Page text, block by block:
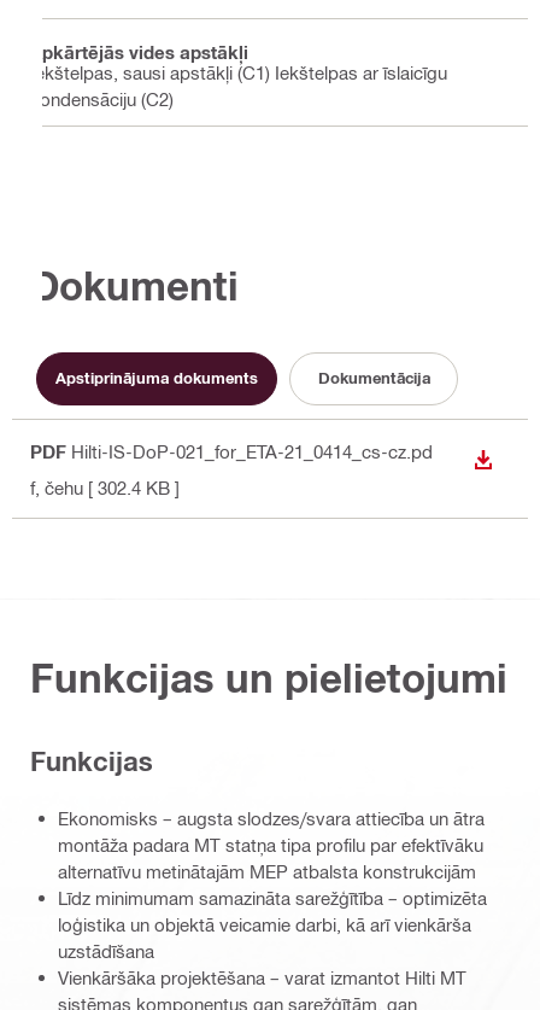
Apkārtējās vides apstākļi
Iekštelpas, sausi apstākļi (C1) Iekštelpas ar īslaicīgu
kondensāciju (C2)
Dokumenti
Apstiprinājuma dokuments Dokumentācija
PDF Hilti-IS-DoP-021_for_ETA-21_0414_cs-cz.pd
f, čehu [ 302.4 KB ]
Funkcijas un pielietojumi
Funkcijas
Ekonomisks – augsta slodzes/svara attiecība un ātra
montāža padara MT statņa tipa profilu par efektīvāku
alternatīvu metinātajām MEP atbalsta konstrukcijām
Līdz minimumam samazināta sarežģītība – optimizēta
loģistika un objektā veicamie darbi, kā arī vienkārša
uzstādīšana
Vienkāršāka projektēšana – varat izmantot Hilti MT
sistēmas komponentus gan sarežģītām, gan